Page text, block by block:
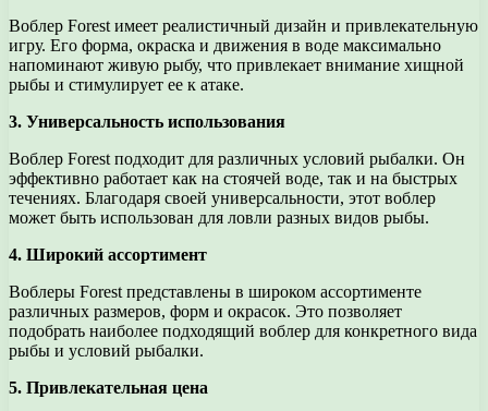
Воблер Forest имеет реалистичный дизайн и привлекательную
игру. Его форма, окраска и движения в воде максимально
напоминают живую рыбу, что привлекает внимание хищной
рыбы и стимулирует ее к атаке.
3. Универсальность использования
Воблер Forest подходит для различных условий рыбалки. Он
эффективно работает как на стоячей воде, так и на быстрых
течениях. Благодаря своей универсальности, этот воблер
может быть использован для ловли разных видов рыбы.
4. Широкий ассортимент
Воблеры Forest представлены в широком ассортименте
различных размеров, форм и окрасок. Это позволяет
подобрать наиболее подходящий воблер для конкретного вида
рыбы и условий рыбалки.
5. Привлекательная цена